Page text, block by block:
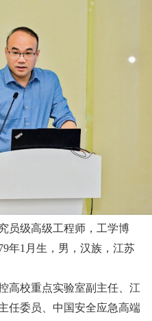
员级高级工程师，工学博
年1 月生，男，汉族，江苏
高校重点实验室副主任、江
任委员、中国安全应急高端